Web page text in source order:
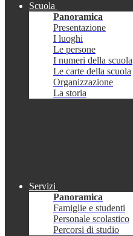
Scuola
Panoramica
Presentazione
I luoghi
Le persone
I numeri della scuola
Le carte della scuola
Organizzazione
La storia
Servizi
Panoramica
Famiglie e studenti
Personale scolastico
Percorsi di studio